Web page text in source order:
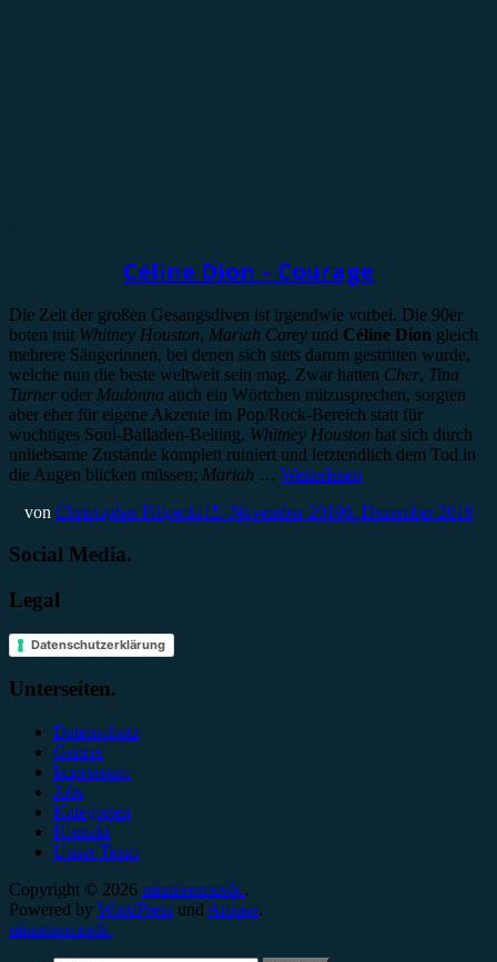
Céline Dion – Courage
Die Zeit der großen Gesangsdiven ist irgendwie vorbei. Die 90er
boten mit Whitney Houston, Mariah Carey und Céline Dion gleich
mehrere Sängerinnen, bei denen sich stets darum gestritten wurde,
welche nun die beste weltweit sein mag. Zwar hatten Cher, Tina
Turner oder Madonna auch ein Wörtchen mitzusprechen, sorgten
aber eher für eigene Akzente im Pop/Rock-Bereich statt für
wuchtiges Soul-Balladen-Belting. Whitney Houston hat sich durch
unliebsame Zustände komplett ruiniert und letztendlich dem Tod in
die Augen blicken müssen; Mariah … Weiterlesen
von Christopher Filipecki15. November 20196. Dezember 2019
Social Media.
Legal
Datenschutzerklärung
Unterseiten.
Datenschutz
Genres
Impressum
Jobs
Kategorien
Kontakt
Unser Team
Copyright © 2026 minutenmusik..
Powered by WordPress und Arouse.
minutenmusik.